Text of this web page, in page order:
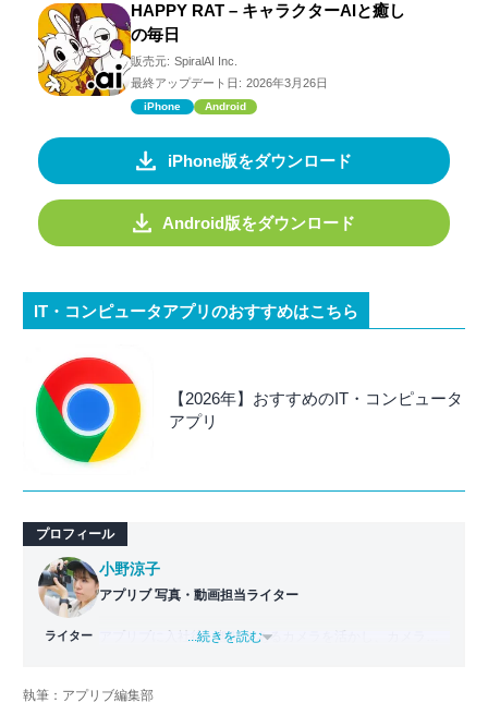
HAPPY RAT – キャラクターAIと癒し
の毎日
販売元: SpiralAI Inc.
最終アップデート日: 2026年3月26日
iPhone Android
iPhone版をダウンロード
Android版をダウンロード
IT・コンピュータアプリのおすすめはこちら
【2026年】おすすめのIT・コンピュータ
アプリ
プロフィール
ライター
小野涼子
アプリブ 写真・動画担当ライター
アプリブに入社後、趣味であるカメラを活かし、カメラや
「誰でも本格的にアプリを使いこなせるようになるコンテ
...続きを読む
執筆：アプリブ編集部